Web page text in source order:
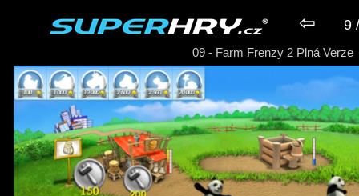
⇦ 9
► Hra Farm Frenzy 2 Plná
09 - Farm Frenzy 2 Plná Verze